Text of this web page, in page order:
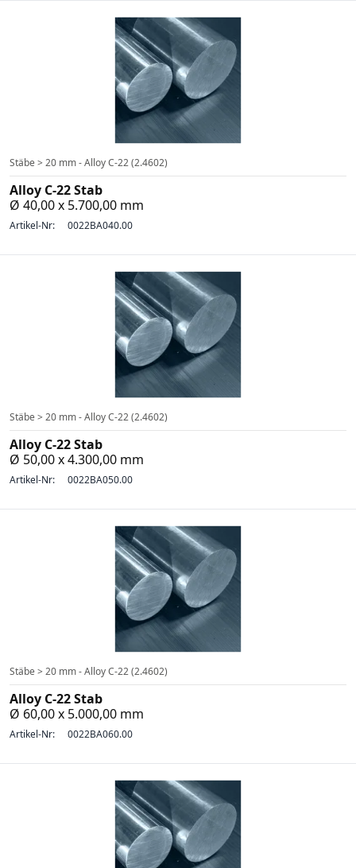
Stäbe > 20 mm - Alloy C-22 (2.4602)
Alloy C-22 Stab
Ø 40,00 x 5.700,00 mm
Artikel-Nr: 0022BA040.00
Stäbe > 20 mm - Alloy C-22 (2.4602)
Alloy C-22 Stab
Ø 50,00 x 4.300,00 mm
Artikel-Nr: 0022BA050.00
Stäbe > 20 mm - Alloy C-22 (2.4602)
Alloy C-22 Stab
Ø 60,00 x 5.000,00 mm
Artikel-Nr: 0022BA060.00